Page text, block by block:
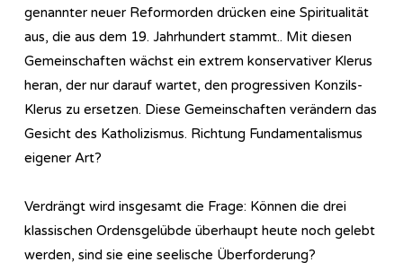
genannter neuer Reformorden drücken eine Spiritualität
aus, die aus dem 19. Jahrhundert stammt.. Mit diesen
Gemeinschaften wächst ein extrem konservativer Klerus
heran, der nur darauf wartet, den progressiven Konzils-
Klerus zu ersetzen. Diese Gemeinschaften verändern das
Gesicht des Katholizismus. Richtung Fundamentalismus
eigener Art?
Verdrängt wird insgesamt die Frage: Können die drei
klassischen Ordensgelübde überhaupt heute noch gelebt
werden, sind sie eine seelische Überforderung?